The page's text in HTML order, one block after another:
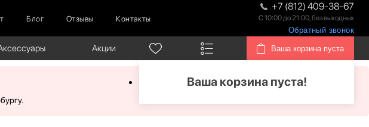
Блог Отзывы Контакты
+7 (812) 409-38-67
С 10:00 до 21:00, без выходных
Обратный звонок
Акции Ваша корзина пуста
Ваша корзина пуста!